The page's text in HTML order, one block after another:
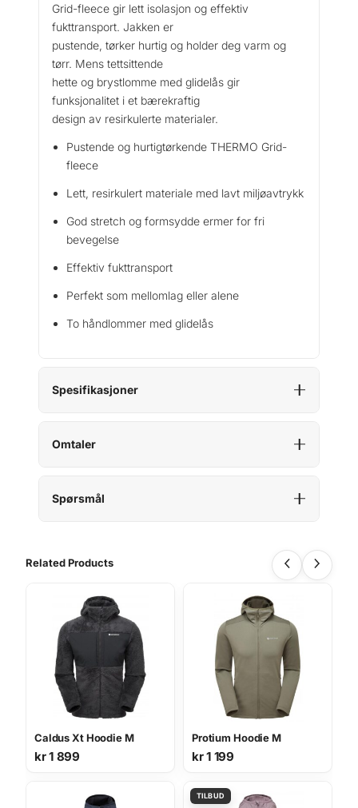
9
.
Grid-fleece gir lett isolasjon og effektiv
fukttransport. Jakken er
pustende, tørker hurtig og holder deg varm og
tørr. Mens tettsittende
hette og brystlomme med glidelås gir
funksjonalitet i et bærekraftig
design av resirkulerte materialer.
Pustende og hurtigtørkende THERMO Grid-
fleece
Lett, resirkulert materiale med lavt miljøavtrykk
God stretch og formsydde ermer for fri
bevegelse
Effektiv fukttransport
Perfekt som mellomlag eller alene
To håndlommer med glidelås
Spesifikasjoner
Omtaler
Spørsmål
Related Products
Caldus Xt Hoodie M
kr1 899
Protium Hoodie M
kr1 199